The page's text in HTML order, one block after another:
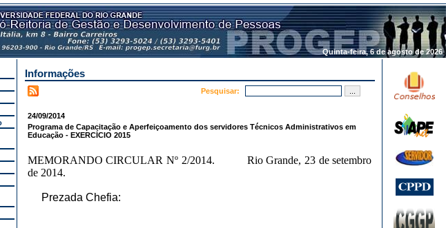
Quinta-feira, 6 de agosto de 2026.
Informações
Pesquisar:
24/09/2014
Programa de Capacitação e Aperfeiçoamento dos servidores Técnicos Administrativos em
Educação - EXERCÍCIO 2015
MEMORANDO CIRCULAR Nº 2/2014. Rio Grande, 23 de setembro
de 2014.
Prezada Chefia: